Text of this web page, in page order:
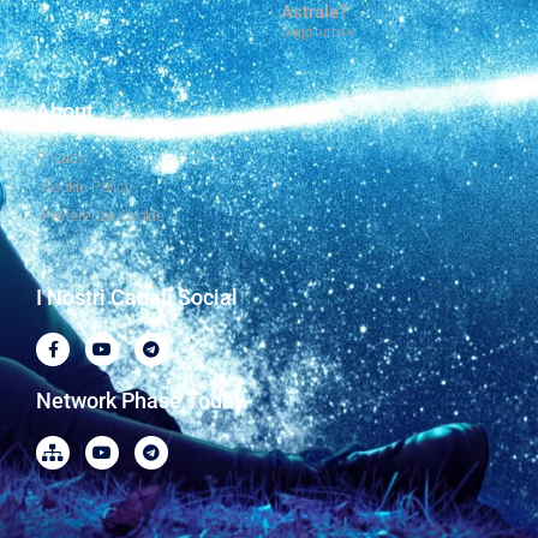
Astrale?
Leggi tutto »
About
Privacy
Cookie Policy
Preferenze Cookie
I Nostri Canali Social
Network Phase Today